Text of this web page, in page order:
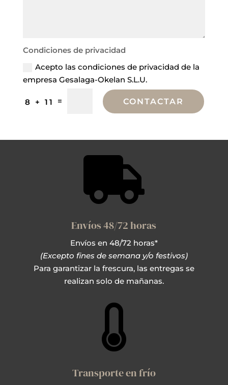
Condiciones de privacidad
Acepto las condiciones de privacidad de la
empresa Gesalaga-Okelan S.L.U.
8 + 11 = CONTACTAR

Envíos 48/72 horas
Envíos en 48/72 horas*
(Excepto fines de semana y/o festivos)
Para garantizar la frescura, las entregas se
realizan solo de mañanas.

Transporte en frío